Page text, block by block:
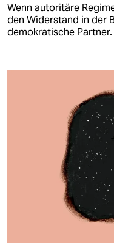
Wenn autoritäre
den Widerstand in der
demokratische Partner.